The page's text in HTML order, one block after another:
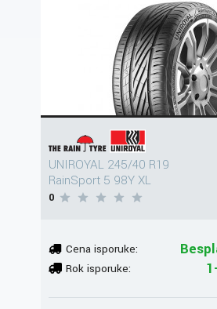
UNIROYAL 245/40 R19
RainSport 5 98Y XL
0
Cena isporuke:
Rok isporuke: